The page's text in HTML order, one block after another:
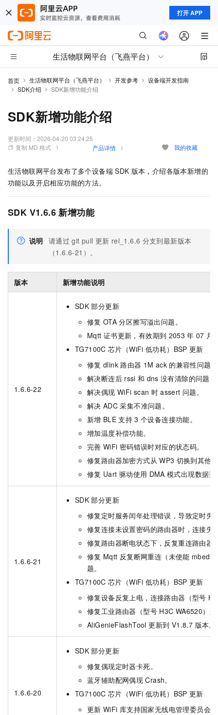
打开 APP
生活物联网平台（飞燕平台）
首页 生活物联网平台（飞燕平台） 开发参考
设备端开发指南
SDK介绍
SDK新增功能介绍
SDK新增功能介绍
更新时间： 2026-04-20 03:24:25
复制 MD 格式
产品详情 我的收藏
生活物联网平台发布了多个设备端 SDK 版本，介绍各版本新增的
功能以及开启相应功能的方法。
SDK V1.6.6 新增功能
说明 请通过 git pull 更新 rel_1.6.6 分支到最新版本
（1.6.6-21）。
版本 新增功能说明
1.6.6-22
SDK 部分更新
修复 OTA 分区擦写溢出问题。
Mqtt 证书更新，有效期到 2053 年 07 月
TG7100C 芯片（WiFi 低功耗）BSP 更新
修复 dlink 路由器 1M ack 的兼容性问题。
解决断连后 rssi 和 dns 没有清除的问题。
解决偶现 WiFi scan 时 assert 问题。
解决 ADC 采集不准问题。
新增 BLE 支持 3 个设备连接功能。
增加温度补偿功能。
完善 WiFi 密码错误时对应的状态码。
修复路由器加密方式从 WP3 切换到其他
修复 Uart 驱动使用 DMA 模式出现数据
1.6.6-21
SDK 部分更新
修复定时服务闰年处理错误，导致定时失
修复连接未设置密码的路由器时，连接失
修复路由器断电状态下，反复重连路由器
修复 Mqtt 反复断网重连（未使能
题。
TG7100C 芯片（WiFi 低功耗）BSP 更新
修复设备反复上电，连接路由器（型号
修复工业路由器（型号 H3C WA6520）
AliGenieFlashTool 更新到 V1.8.7 版本。
1.6.6-20
SDK 部分更新
修复偶现定时器卡死。
蓝牙辅助配网偶现 Crash。
TG7100C 芯片（WiFi 低功耗）BSP 更新
更新 WiFi 库支持国家无线电管理委员会新